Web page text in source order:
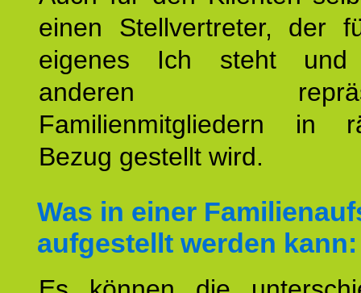
einen Stellvertreter, der
eigenes Ich steht
anderen
Familienmitgliedern in
Bezug gestellt wird.
Was in einer
aufgestellt werden kann: